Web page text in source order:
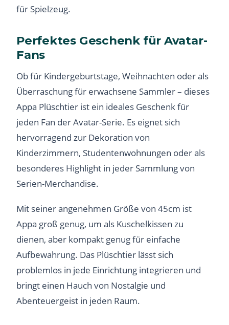
für Spielzeug.
Perfektes Geschenk für Avatar-
Fans
Ob für Kindergeburtstage, Weihnachten oder als
Überraschung für erwachsene Sammler – dieses
Appa Plüschtier ist ein ideales Geschenk für
jeden Fan der Avatar-Serie. Es eignet sich
hervorragend zur Dekoration von
Kinderzimmern, Studentenwohnungen oder als
besonderes Highlight in jeder Sammlung von
Serien-Merchandise.
Mit seiner angenehmen Größe von 45cm ist
Appa groß genug, um als Kuschelkissen zu
dienen, aber kompakt genug für einfache
Aufbewahrung. Das Plüschtier lässt sich
problemlos in jede Einrichtung integrieren und
bringt einen Hauch von Nostalgie und
Abenteuergeist in jeden Raum.